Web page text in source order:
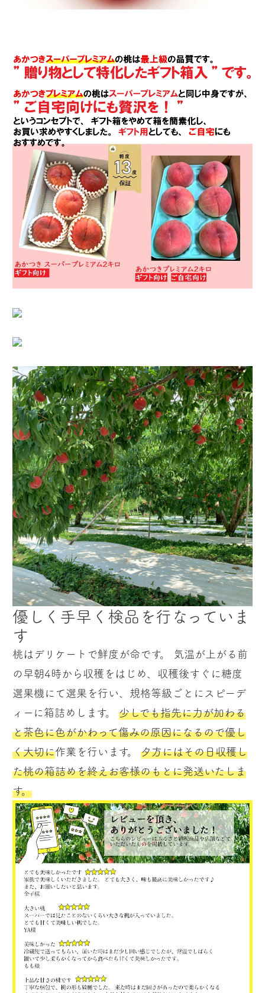
優しく手早く検品を行なっていま
す
桃はデリケートで鮮度が命です。 気温が上がる前
の早朝4時から収穫をはじめ、収穫後すぐに糖度
選果機にて選果を行い、規格等級ごとにスピーデ
ィーに箱詰めします。 少しでも指先に力が加わる
と茶色に色がかわって傷みの原因になるので優し
く大切に作業を行います。 夕方にはその日収穫し
た桃の箱詰めを終えお客様のもとに発送いたしま
す。